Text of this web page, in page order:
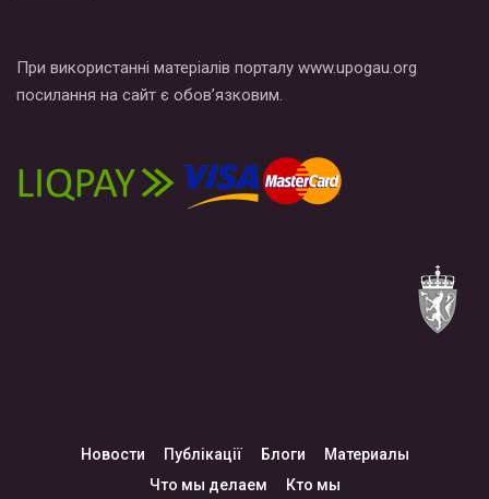
При використанні матеріалів порталу www.upogau.org
посилання на сайт є обов’язковим.
Новости Публікації Блоги
Материалы
Что мы делаем
Кто мы